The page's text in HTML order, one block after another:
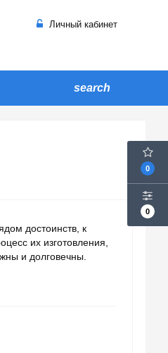
Личный кабинет
search
0
0
достоинств, к
их изготовления,
и долговечны.